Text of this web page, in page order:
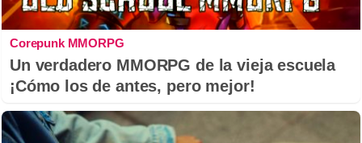
Corepunk MMORPG
Un verdadero MMORPG de la vieja escuela
¡Cómo los de antes, pero mejor!